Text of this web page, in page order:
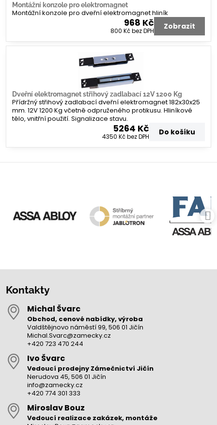
Montážní konzole pro elektromagnet
Montážní konzole pro dveřní elektromagnet hliník
968 Kč
800 Kčbez DPH Zobrazit
Dveřní elektromagnet střihový zadlabací 12V 1200 Kg
Přídržný střihový zadlabací dveřní elektromagnet 182x30x25
mm. 12V 1200 Kg včetně odpruženého protikusu. Hliníkové
tělo, vnitřní použití. Signalizace stavu.
5264 Kč
4350 Kčbez DPH Do košíku
Kontakty
Michal Švarc
Obchod, cenové nabídky, výroba
Valdštějnovo náměstí 99, 506 01 Jičín
Michal.Svarc@zamecky.cz
+420 723 470 244
Ivo Švarc
Vedoucí prodejny Zámečnictví Jičín
Nerudova 45, 506 01 Jičín
info@zamecky.cz
+420 774 301 333
Miroslav Bouz
Vedoucí realizace zakázek, montáže